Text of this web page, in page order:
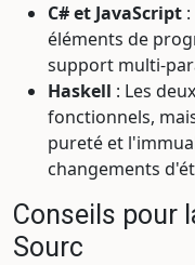
C# et JavaScript
éléments de
support multi-
Haskell : Les
fonctionnels,
pureté et
changements
Conseils pour
Sourc